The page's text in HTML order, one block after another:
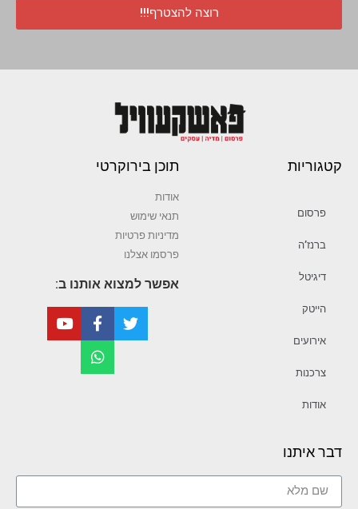
רוצה להצטרף!!!
קטגוריות
פרסום
ברנז’ה
דיגיטל
הייטק
אירועים
צרכנות
אודות
תוכן בירוקרטי
אודות
תנאי שימוש
מדיניות פרטיות
פרסמו אצלנו
אפשר למצוא אותנו ב:
דבר איתנו